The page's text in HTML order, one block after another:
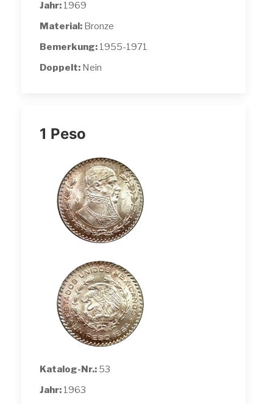
Jahr: 1969
Material: Bronze
Bemerkung: 1955-1971
Doppelt: Nein
1 Peso
Katalog-Nr.: 53
Jahr: 1963